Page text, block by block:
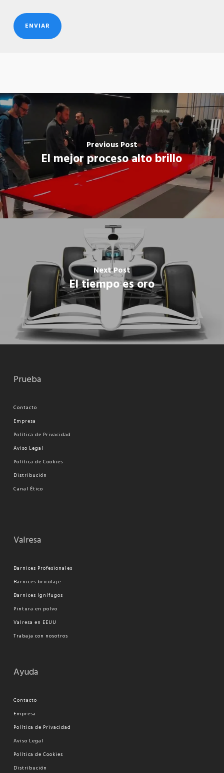
Previous Post
El mejor proceso alto brillo
Next Post
El tiempo es oro
Prueba
Contacto
Empresa
Política de Privacidad
Aviso Legal
Política de Cookies
Distribución
Canal Ético
Valresa
Barnices Profesionales
Barnices bricolaje
Barnices Ignífugos
Pintura en polvo
Valresa en EEUU
Trabaja con nosotros
Ayuda
Contacto
Empresa
Política de Privacidad
Aviso Legal
Política de Cookies
Distribución